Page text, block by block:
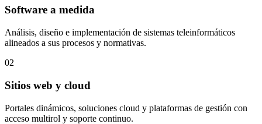
Software a medida
Análisis, diseño e implementación de sistemas teleinformáticos
alineados a sus procesos y normativas.
02
Sitios web y cloud
Portales dinámicos, soluciones cloud y plataformas de gestión con
acceso multirol y soporte continuo.